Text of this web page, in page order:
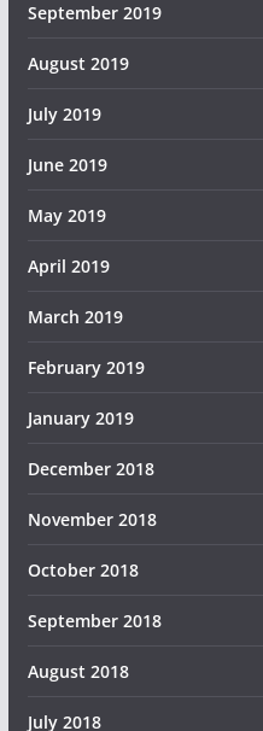
September 2019
August 2019
July 2019
June 2019
May 2019
April 2019
March 2019
February 2019
January 2019
December 2018
November 2018
October 2018
September 2018
August 2018
July 2018